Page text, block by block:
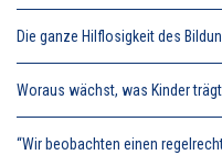
Die ganze Hilflosigkeit des
Woraus wächst, was Kinder trägt
“Wir beobachten einen